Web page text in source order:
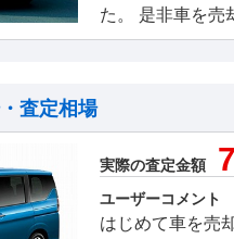
た。 是非車を売
査定相場
実際の査定金額
ユーザーコメント
はじめて車を売